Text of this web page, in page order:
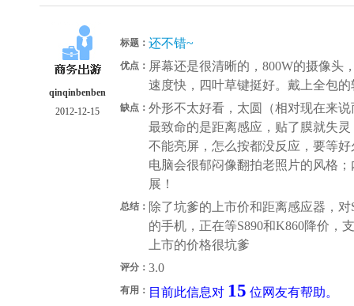
qinqinbenben
2012-12-15
标题： 还不错~
优点： 屏幕还是很清晰的，800W的摄像头
速度快，四叶草键挺好。戴上全包
缺点： 外形不太好看，太圆（相对现在来
最致命的是距离感应，贴了膜就失
不能亮屏，怎么按都没反应，要等
电脑会很郁闷像翻拍老照片的风格
展！
总结： 除了坑爹的上市价和距离感应器，
的手机，正在等S890和K860降价，
上市的价格很坑爹
评分： 3.0
有用： 目前此信息对 15 位网友有帮助。